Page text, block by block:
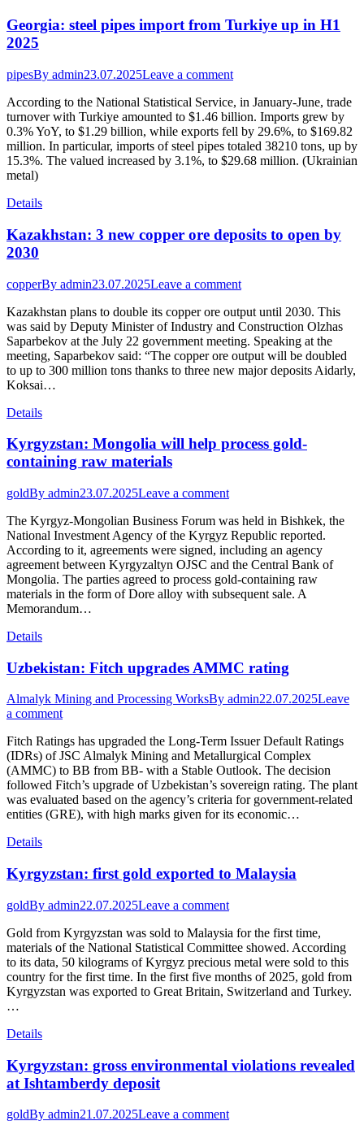
Georgia: steel pipes import from Turkiye up in H1
2025
pipesBy admin23.07.2025Leave a comment
According to the National Statistical Service, in January-June, trade
turnover with Turkiye amounted to $1.46 billion. Imports grew by
0.3% YoY, to $1.29 billion, while exports fell by 29.6%, to $169.82
million. In particular, imports of steel pipes totaled 38210 tons, up by
15.3%. The valued increased by 3.1%, to $29.68 million. (Ukrainian
metal)
Details
Kazakhstan: 3 new copper ore deposits to open by
2030
copperBy admin23.07.2025Leave a comment
Kazakhstan plans to double its copper ore output until 2030. This
was said by Deputy Minister of Industry and Construction Olzhas
Saparbekov at the July 22 government meeting. Speaking at the
meeting, Saparbekov said: “The copper ore output will be doubled
to up to 300 million tons thanks to three new major deposits Aidarly,
Koksai…
Details
Kyrgyzstan: Mongolia will help process gold-
containing raw materials
goldBy admin23.07.2025Leave a comment
The Kyrgyz-Mongolian Business Forum was held in Bishkek, the
National Investment Agency of the Kyrgyz Republic reported.
According to it, agreements were signed, including an agency
agreement between Kyrgyzaltyn OJSC and the Central Bank of
Mongolia. The parties agreed to process gold-containing raw
materials in the form of Dore alloy with subsequent sale. A
Memorandum…
Details
Uzbekistan: Fitch upgrades AMMC rating
Almalyk Mining and Processing WorksBy admin22.07.2025Leave
a comment
Fitch Ratings has upgraded the Long-Term Issuer Default Ratings
(IDRs) of JSC Almalyk Mining and Metallurgical Complex
(AMMC) to BB from BB- with a Stable Outlook. The decision
followed Fitch’s upgrade of Uzbekistan’s sovereign rating. The plant
was evaluated based on the agency’s criteria for government-related
entities (GRE), with high marks given for its economic…
Details
Kyrgyzstan: first gold exported to Malaysia
goldBy admin22.07.2025Leave a comment
Gold from Kyrgyzstan was sold to Malaysia for the first time,
materials of the National Statistical Committee showed. According
to its data, 50 kilograms of Kyrgyz precious metal were sold to this
country for the first time. In the first five months of 2025, gold from
Kyrgyzstan was exported to Great Britain, Switzerland and Turkey.
…
Details
Kyrgyzstan: gross environmental violations revealed
at Ishtamberdy deposit
goldBy admin21.07.2025Leave a comment